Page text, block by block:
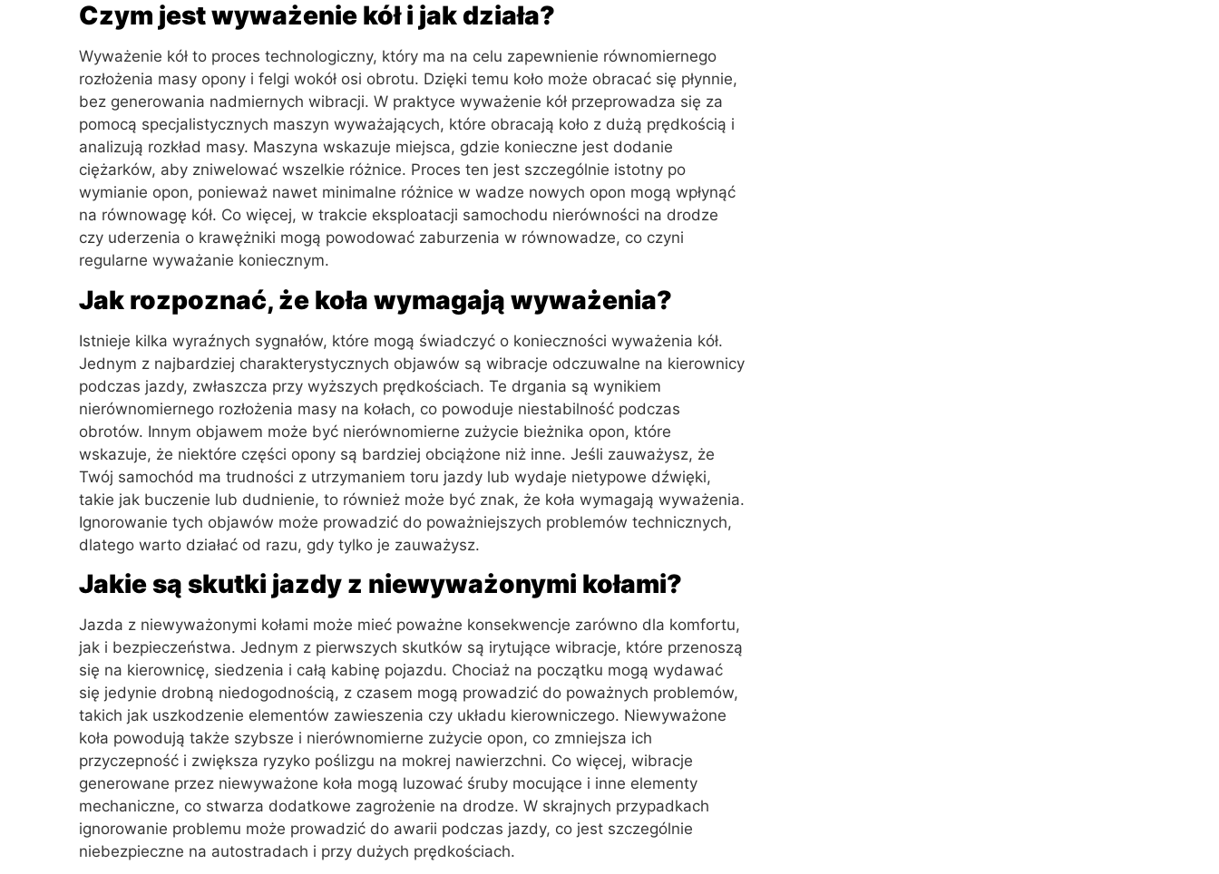
Czym jest wyważenie kół i jak działa?
Wyważenie kół to proces technologiczny, który ma na celu zapewnienie równomiernego
rozłożenia masy opony i felgi wokół osi obrotu. Dzięki temu koło może obracać się płynnie,
bez generowania nadmiernych wibracji. W praktyce wyważenie kół przeprowadza się za
pomocą specjalistycznych maszyn wyważających, które obracają koło z dużą prędkością i
analizują rozkład masy. Maszyna wskazuje miejsca, gdzie konieczne jest dodanie
ciężarków, aby zniwelować wszelkie różnice. Proces ten jest szczególnie istotny po
wymianie opon, ponieważ nawet minimalne różnice w wadze nowych opon mogą wpłynąć
na równowagę kół. Co więcej, w trakcie eksploatacji samochodu nierówności na drodze
czy uderzenia o krawężniki mogą powodować zaburzenia w równowadze, co czyni
regularne wyważanie koniecznym.
Jak rozpoznać, że koła wymagają wyważenia?
Istnieje kilka wyraźnych sygnałów, które mogą świadczyć o konieczności wyważenia kół.
Jednym z najbardziej charakterystycznych objawów są wibracje odczuwalne na kierownicy
podczas jazdy, zwłaszcza przy wyższych prędkościach. Te drgania są wynikiem
nierównomiernego rozłożenia masy na kołach, co powoduje niestabilność podczas
obrotów. Innym objawem może być nierównomierne zużycie bieżnika opon, które
wskazuje, że niektóre części opony są bardziej obciążone niż inne. Jeśli zauważysz, że
Twój samochód ma trudności z utrzymaniem toru jazdy lub wydaje nietypowe dźwięki,
takie jak buczenie lub dudnienie, to również może być znak, że koła wymagają wyważenia.
Ignorowanie tych objawów może prowadzić do poważniejszych problemów technicznych,
dlatego warto działać od razu, gdy tylko je zauważysz.
Jakie są skutki jazdy z niewyważonymi kołami?
Jazda z niewyważonymi kołami może mieć poważne konsekwencje zarówno dla komfortu,
jak i bezpieczeństwa. Jednym z pierwszych skutków są irytujące wibracje, które przenoszą
się na kierownicę, siedzenia i całą kabinę pojazdu. Chociaż na początku mogą wydawać
się jedynie drobną niedogodnością, z czasem mogą prowadzić do poważnych problemów,
takich jak uszkodzenie elementów zawieszenia czy układu kierowniczego. Niewyważone
koła powodują także szybsze i nierównomierne zużycie opon, co zmniejsza ich
przyczepność i zwiększa ryzyko poślizgu na mokrej nawierzchni. Co więcej, wibracje
generowane przez niewyważone koła mogą luzować śruby mocujące i inne elementy
mechaniczne, co stwarza dodatkowe zagrożenie na drodze. W skrajnych przypadkach
ignorowanie problemu może prowadzić do awarii podczas jazdy, co jest szczególnie
niebezpieczne na autostradach i przy dużych prędkościach.